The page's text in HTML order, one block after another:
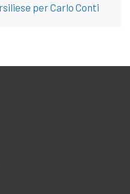
per Carlo Conti